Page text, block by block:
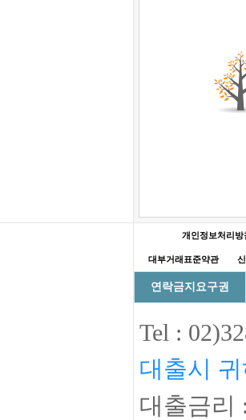
개인정보처리방
대부거래표준약관
연락금지요구권
Tel :
대출시
대출금리 :